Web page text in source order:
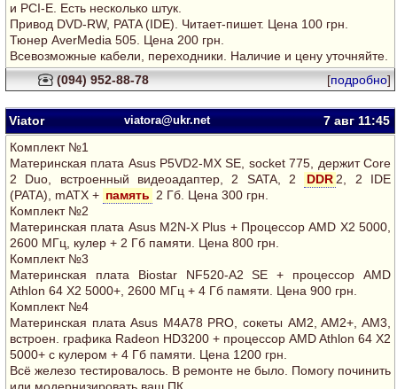
и PCI-E. Есть несколько штук.
Привод DVD-RW, PATA (IDE). Читает-пишет. Цена 100 грн.
Тюнер AverMedia 505. Цена 200 грн.
Всевозможные кабели, переходники. Наличие и цену уточняйте.
(094) 952-88-78
[подробно]
Viator viatora@ukr.net 7 авг11:45
Комплект №1
Материнская плата Asus P5VD2-MX SE, socket 775, держит Core
2 Duo, встроенный видеоадаптер, 2 SATA, 2
DDR 2, 2 IDE
(PATA), mATX + память 2 Гб. Цена 300 грн.
Комплект №2
Материнская плата Asus M2N-X Plus + Процессор AMD X2 5000,
2600 МГц, кулер + 2 Гб памяти. Цена 800 грн.
Комплект №3
Материнская плата Biostar NF520-A2 SE + процессор AMD
Athlon 64 Х2 5000+, 2600 МГц + 4 Гб памяти. Цена 900 грн.
Комплект №4
Материнская плата Asus M4A78 PRO, сокеты AM2, AM2+, AM3,
встроен. графика Radeon HD3200 + процессор AMD Athlon 64 Х2
5000+ с кулером + 4 Гб памяти. Цена 1200 грн.
Всё железо тестировалось. В ремонте не было. Помогу починить